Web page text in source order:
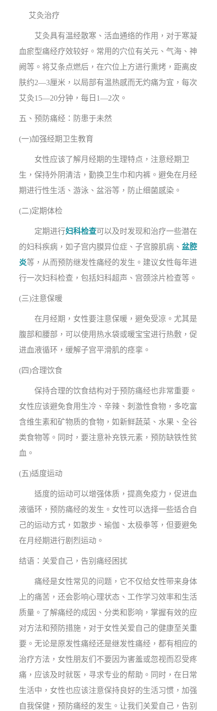
艾灸治疗
艾灸具有温经散寒、活血通络的作用，对于寒凝
血瘀型痛经疗效较好。常用的穴位有关元、气海、神
阙等。将艾条点燃后，在穴位上方进行熏烤，距离皮
肤约2—3厘米，以局部有温热感而无灼痛为宜，每次
艾灸15—20分钟，每日1—2次。
五、预防痛经：防患于未然
(一)加强经期卫生教育
女性应该了解月经期的生理特点，注意经期卫
生，保持外阴清洁，勤换卫生巾和内裤。避免在月经
期进行性生活、游泳、盆浴等，防止细菌感染。
(二)定期体检
定期进行妇科检查可以及时发现和治疗一些潜在
的妇科疾病，如子宫内膜异位症、子宫腺肌病、盆腔
炎等，从而预防继发性痛经的发生。建议女性每年进
行一次妇科检查，包括妇科超声、宫颈涂片检查等。
(三)注意保暖
在月经期，女性要注意保暖，避免受凉。尤其是
腹部和腰部，可以使用热水袋或暖宝宝进行热敷，促
进血液循环，缓解子宫平滑肌的痉挛。
(四)合理饮食
保持合理的饮食结构对于预防痛经也非常重要。
女性应该避免食用生冷、辛辣、刺激性食物，多吃富
含维生素和矿物质的食物，如新鲜蔬菜、水果、全谷
类食物等。同时，要注意补充铁元素，预防缺铁性贫
血。
(五)适度运动
适度的运动可以增强体质，提高免疫力，促进血
液循环，预防痛经的发生。女性可以选择一些适合自
己的运动方式，如散步、瑜伽、太极拳等，但要避免
在月经期进行剧烈运动。
结语：关爱自己，告别痛经困扰
痛经是女性常见的问题，它不仅给女性带来身体
上的痛苦，还会影响心理状态、工作学习效率和生活
质量。了解痛经的成因、分类和影响，掌握有效的应
对方法和预防措施，对于女性关爱自己的健康至关重
要。无论是原发性痛经还是继发性痛经，都有相应的
治疗方法，女性朋友们不要因为害羞或忽视而忍受疼
痛，应该及时就医，寻求专业的帮助。同时，在日常
生活中，女性也应该注意保持良好的生活习惯，加强
自我保健，预防痛经的发生。让我们关爱自己，告别